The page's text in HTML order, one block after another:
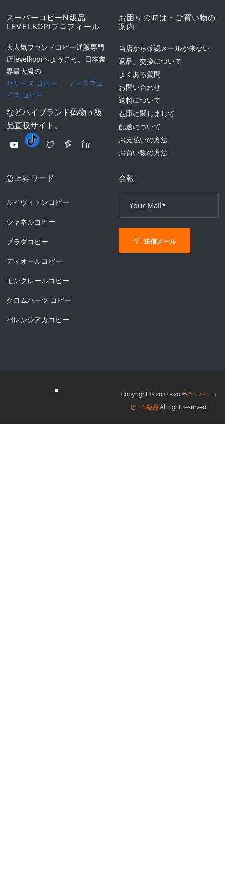
スーパーコピーN級品
LEVELKOPIプロフィール
大人気ブランドコピー通販専門
店levelkopiへようこそ。日本業
界最大級の
セリーヌ コピー 、
ノースフェ
イス コピー
などハイブランド偽物ｎ級
品直販サイト。
お困りの時は・ご買い物の
案内
当店から確認メールが来ない
返品、交換について
よくある質問
お問い合わせ
送料について
在庫に関しまして
配送について
お支払いの方法
お買い物の方法
急上昇ワード
ルイヴィトンコピー
シャネルコピー
プラダコピー
ディオールコピー
モンクレールコピー
クロムハーツ コピー
バレンシアガコピー
会報
送信メール
Copyright © 2022 - 2026スーパーコ
ピーN級品.All right reserved.